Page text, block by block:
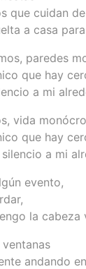
que cuidan
a casa
paredes
que hay
a mi
vida
que hay
a mi
evento,
la cabeza
andando